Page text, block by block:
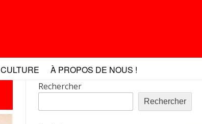
CULTURE À PROPOS DE NOUS !
Rechercher
Rechercher